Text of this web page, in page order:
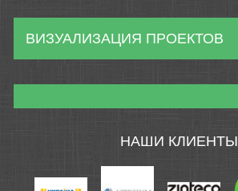
ВИЗУАЛИЗАЦИЯ ПРОЕКТОВ
НАШИ КЛИЕНТЫ